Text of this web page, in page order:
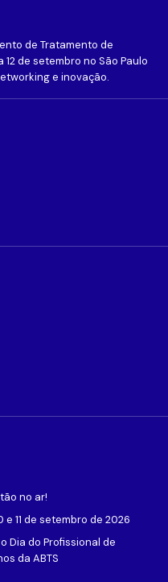
de Tratamento de
de setembro no São Paulo
e inovação.
no ar!
e 11 de setembro de 2026
Dia do Profissional de
da ABTS